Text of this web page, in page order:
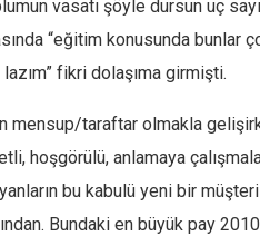
vasatı şöyle dursun uç
“eğitim konusunda bunlar
fikri dolaşıma girmişti.
mensup/taraftar olmakla
hoşgörülü, anlamaya
bu kabulü yeni bir
Bundaki en büyük pay 2010